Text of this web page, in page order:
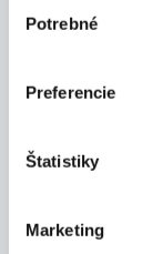
súhlasu
Potrebné
Preferencie
Štatistiky
Marketing
24"
pevnými
dodáva sa
výrobca:
mail:
farba: